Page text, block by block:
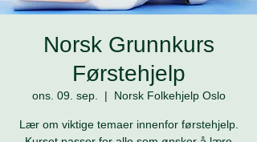
Norsk Grunnkurs
Førstehjelp
ons. 09. sep.
  |
Norsk Folkehjelp Oslo
Lær om viktige temaer innenfor førstehjelp.